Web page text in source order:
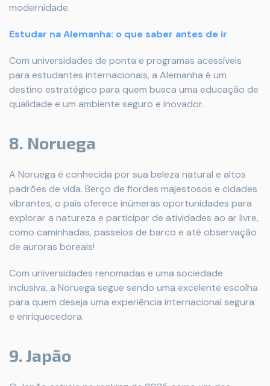
modernidade.
Estudar na Alemanha: o que saber antes de ir
Com universidades de ponta e programas acessíveis
para estudantes internacionais, a Alemanha é um
destino estratégico para quem busca uma educação de
qualidade e um ambiente seguro e inovador.
8. Noruega
A Noruega é conhecida por sua beleza natural e altos
padrões de vida. Berço de fiordes majestosos e cidades
vibrantes, o país oferece inúmeras oportunidades para
explorar a natureza e participar de atividades ao ar livre,
como caminhadas, passeios de barco e até observação
de auroras boreais!
Com universidades renomadas e uma sociedade
inclusiva, a Noruega segue sendo uma excelente escolha
para quem deseja uma experiência internacional segura
e enriquecedora.
9. Japão